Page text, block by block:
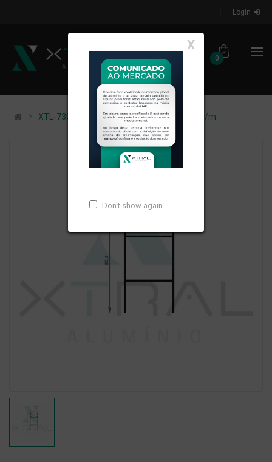
Login
0
X
Don't show again
XTL-730 - (XS-068) - PESO LINEAR: 0,454kg/m